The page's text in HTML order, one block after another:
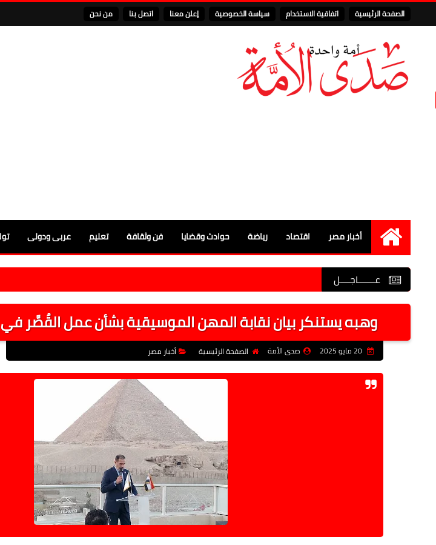
الصفحة الرئيسية اتفاقية الاستخدام سياسة الخصوصية إعلن معنا اتصل بنا من نحن
الرئيسية
أخبار مصر اقتصاد رياضة حوادث وقضايا فن وثقافة تعليم عربى ودولى
عـــــــاجــــل
وهبه يستنكر بيان نقابة المهن الموسيقية بشأن عمل القُصَّر في
20 مايو 2025 صدى الأمة الصفحة الرئيسية أخبار مصر